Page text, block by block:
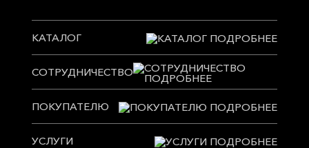
КАТАЛОГ
СОТРУДНИЧЕСТВО
ПОКУПАТЕЛЮ
УСЛУГИ